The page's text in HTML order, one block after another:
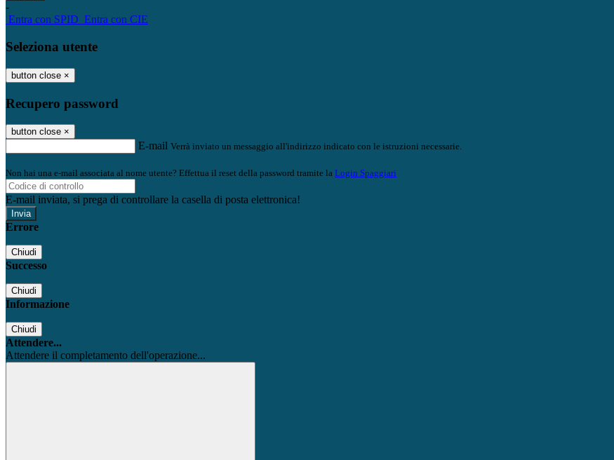
-
Entra con SPID Entra con CIE
Seleziona utente
button close ×
Recupero password
button close ×
E-mail Verrà inviato un messaggio all'indirizzo indicato con le istruzioni necessarie.
Non hai una e-mail associata al nome utente? Effettua il reset della password tramite la Login Spaggiari
E-mail inviata, si prega di controllare la casella di posta elettronica!
Errore
Chiudi
Successo
Chiudi
Informazione
Chiudi
Attendere...
Attendere il completamento dell'operazione...